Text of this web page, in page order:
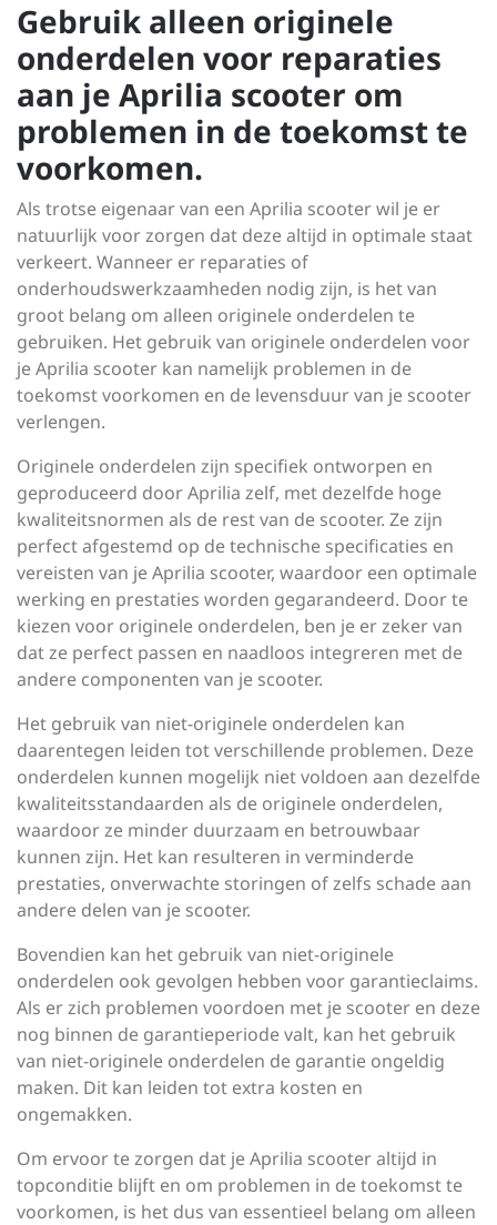
Gebruik alleen originele
onderdelen voor reparaties
aan je Aprilia scooter om
problemen in de toekomst te
voorkomen.
Als trotse eigenaar van een Aprilia scooter wil je er
natuurlijk voor zorgen dat deze altijd in optimale staat
verkeert. Wanneer er reparaties of
onderhoudswerkzaamheden nodig zijn, is het van
groot belang om alleen originele onderdelen te
gebruiken. Het gebruik van originele onderdelen voor
je Aprilia scooter kan namelijk problemen in de
toekomst voorkomen en de levensduur van je scooter
verlengen.
Originele onderdelen zijn specifiek ontworpen en
geproduceerd door Aprilia zelf, met dezelfde hoge
kwaliteitsnormen als de rest van de scooter. Ze zijn
perfect afgestemd op de technische specificaties en
vereisten van je Aprilia scooter, waardoor een optimale
werking en prestaties worden gegarandeerd. Door te
kiezen voor originele onderdelen, ben je er zeker van
dat ze perfect passen en naadloos integreren met de
andere componenten van je scooter.
Het gebruik van niet-originele onderdelen kan
daarentegen leiden tot verschillende problemen. Deze
onderdelen kunnen mogelijk niet voldoen aan dezelfde
kwaliteitsstandaarden als de originele onderdelen,
waardoor ze minder duurzaam en betrouwbaar
kunnen zijn. Het kan resulteren in verminderde
prestaties, onverwachte storingen of zelfs schade aan
andere delen van je scooter.
Bovendien kan het gebruik van niet-originele
onderdelen ook gevolgen hebben voor garantieclaims.
Als er zich problemen voordoen met je scooter en deze
nog binnen de garantieperiode valt, kan het gebruik
van niet-originele onderdelen de garantie ongeldig
maken. Dit kan leiden tot extra kosten en
ongemakken.
Om ervoor te zorgen dat je Aprilia scooter altijd in
topconditie blijft en om problemen in de toekomst te
voorkomen, is het dus van essentieel belang om alleen